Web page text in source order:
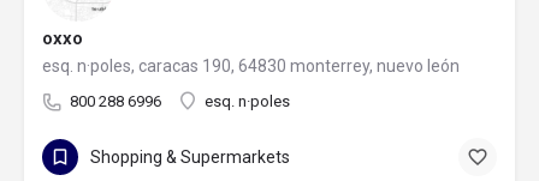
oxxo
esq. n·poles, caracas 190, 64830 monterrey, nuevo león
800 288 6996 esq. n·poles
Shopping & Supermarkets